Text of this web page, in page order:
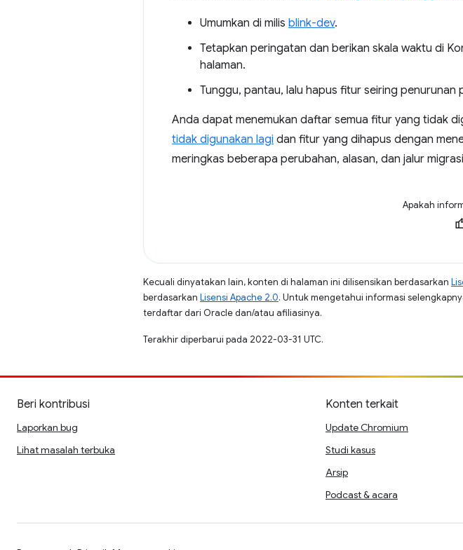
Umumkan di milis blink-dev.
Tetapkan peringatan dan berikan skala waktu di
halaman.
Tunggu, pantau, lalu hapus fitur seiring penurunan
Anda dapat menemukan daftar semua fitur yang tidak
tidak digunakan lagi dan fitur yang dihapus dengan
meringkas beberapa perubahan, alasan, dan jalur
Apakah
Kecuali dinyatakan lain, konten di halaman ini dilisensikan berdasarkan
berdasarkan Lisensi Apache 2.0. Untuk mengetahui informasi
terdaftar dari Oracle dan/atau afiliasinya.
Terakhir diperbarui pada 2022-03-31 UTC.
Beri kontribusi
Laporkan bug
Lihat masalah terbuka
Konten terkait
Update Chromium
Studi kasus
Arsip
Podcast & acara